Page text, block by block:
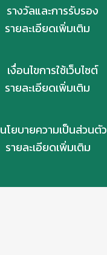
รางวัลและการรับรอง
รายละเอียดเพิ่มเติม
เงื่อนไขการใช้เว็บไซต์
รายละเอียดเพิ่มเติม
นโยบายความเป็นส่วนตัว
รายละเอียดเพิ่มเติม